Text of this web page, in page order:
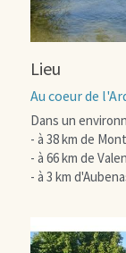
Promo
Lieu
Au coeur de
Dans un
- à 38 km de
- à 66 km de
- à 3 km